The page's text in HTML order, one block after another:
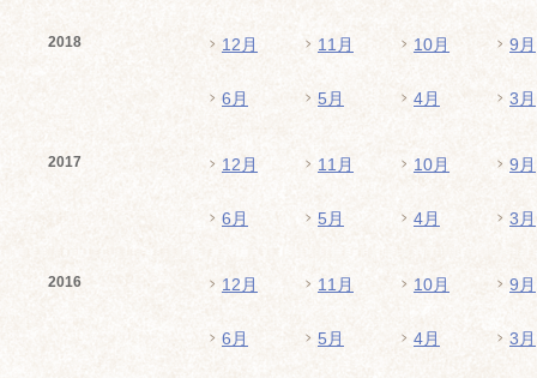
2018 12月 11月 10月 9月
6月 5月 4月 3月
2017 12月 11月 10月 9月
6月 5月 4月 3月
2016 12月 11月 10月 9月
6月 5月 4月 3月